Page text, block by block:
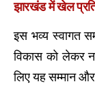
झारखंड में खेल
इस भव्य स्वागत
विकास को लेकर
लिए यह सम्मान